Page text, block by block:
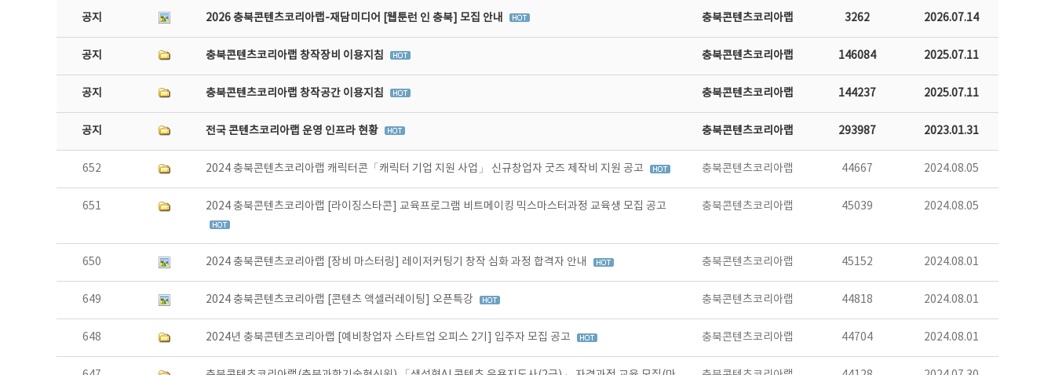
공지 2026 충북콘텐츠코리아랩-재담미디어 [웹툰런 인 충북] 모집 안내 충북콘텐츠코리아랩 3262 2026.07.14
공지 충북콘텐츠코리아랩 창작장비 이용지침 충북콘텐츠코리아랩 146084 2025.07.11
공지 충북콘텐츠코리아랩 창작공간 이용지침 충북콘텐츠코리아랩 144237 2025.07.11
공지 전국 콘텐츠코리아랩 운영 인프라 현황 충북콘텐츠코리아랩 293987 2023.01.31
652 2024 충북콘텐츠코리아랩 캐릭터콘「캐릭터 기업 지원 사업」 신규창업자 굿즈 제작비 지원 공고 충북콘텐츠코리아랩 44667 2024.08.05
651 2024 충북콘텐츠코리아랩 [라이징스타콘] 교육프로그램 비트메이킹 믹스마스터과정 교육생 모집 공고 충북콘텐츠코리아랩 45039 2024.08.05
650 2024 충북콘텐츠코리아랩 [장비 마스터링] 레이저커팅기 창작 심화 과정 합격자 안내 충북콘텐츠코리아랩 45152 2024.08.01
649 2024 충북콘텐츠코리아랩 [콘텐츠 액셀러레이팅] 오픈특강 충북콘텐츠코리아랩 44818 2024.08.01
648 2024년 충북콘텐츠코리아랩 [예비창업자 스타트업 오피스 2기] 입주자 모집 공고 충북콘텐츠코리아랩 44704 2024.08.01